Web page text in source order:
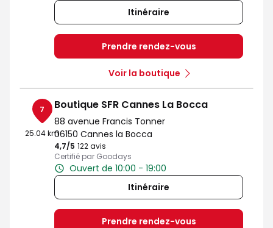
Itinéraire
Prendre rendez-vous
Voir la boutique
7
25.04 km
Boutique SFR Cannes La Bocca
88 avenue Francis Tonner
06150 Cannes la Bocca
4,7/5 Note de 4.7 sur 5
122 avis
Certifié par Goodays
Ouvert de 10:00 - 19:00
Itinéraire
Prendre rendez-vous